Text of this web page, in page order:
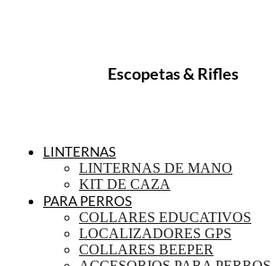
Escopetas & Rifles
LINTERNAS
LINTERNAS DE MANO
KIT DE CAZA
PARA PERROS
COLLARES EDUCATIVOS
LOCALIZADORES GPS
COLLARES BEEPER